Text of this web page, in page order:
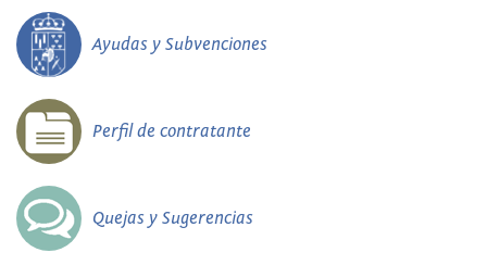
Ayudas y Subvenciones
Perfil de contratante
Quejas y Sugerencias